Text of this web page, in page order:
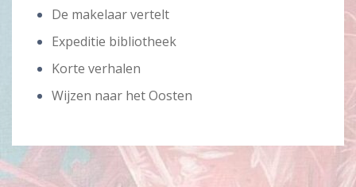
De makelaar vertelt
Expeditie bibliotheek
Korte verhalen
Wijzen naar het Oosten